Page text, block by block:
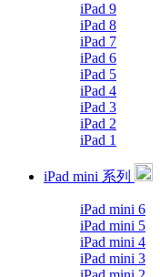
iPad 9
iPad 8
iPad 7
iPad 6
iPad 5
iPad 4
iPad 3
iPad 2
iPad 1
iPad mini 系列
iPad mini 6
iPad mini 5
iPad mini 4
iPad mini 3